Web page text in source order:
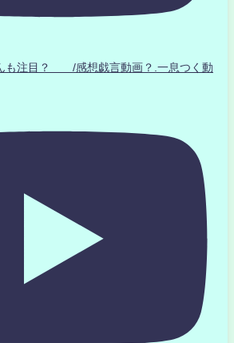
も注目？ /感想戯言動画？.一息つく動